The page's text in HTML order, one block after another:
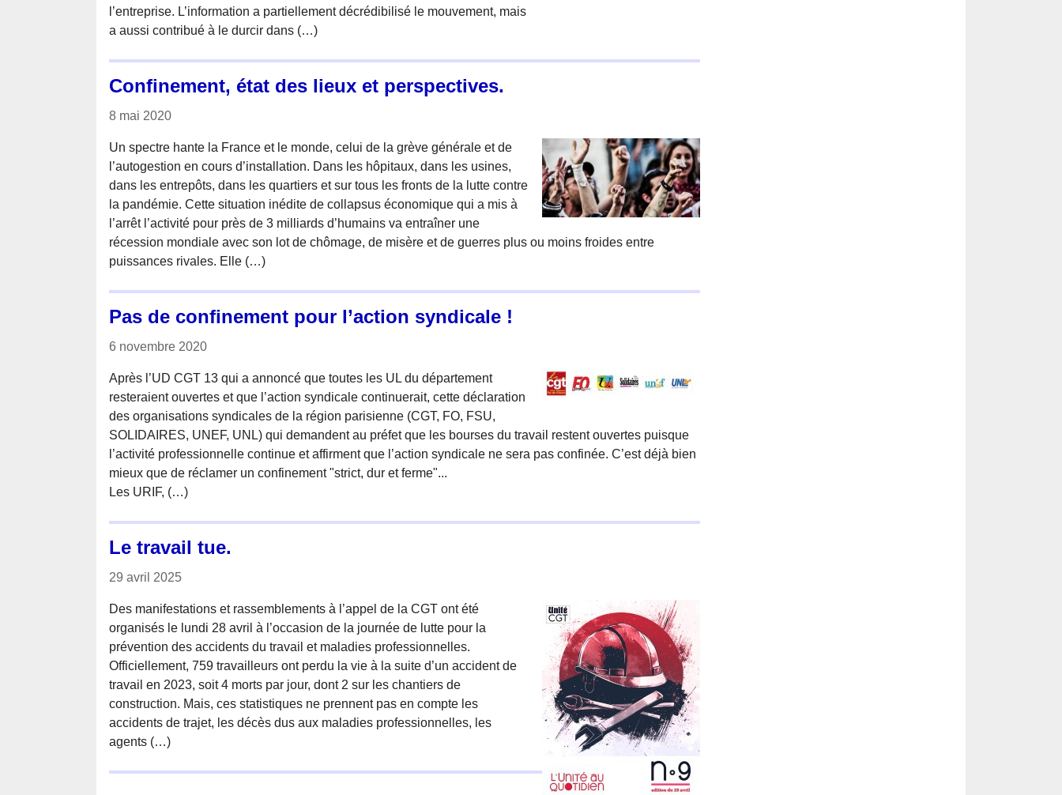
l’entreprise. L’information a partiellement décrédibilisé le mouvement, mais
a aussi contribué à le durcir dans (…)
Confinement, état des lieux et perspectives.
8 mai 2020
Un spectre hante la France et le monde, celui de la grève générale et de
l’autogestion en cours d’installation. Dans les hôpitaux, dans les usines,
dans les entrepôts, dans les quartiers et sur tous les fronts de la lutte contre
la pandémie. Cette situation inédite de collapsus économique qui a mis à
l’arrêt l’activité pour près de 3 milliards d’humains va entraîner une
récession mondiale avec son lot de chômage, de misère et de guerres plus ou moins froides entre
puissances rivales. Elle (…)
Pas de confinement pour l’action syndicale !
6 novembre 2020
Après l’UD CGT 13 qui a annoncé que toutes les UL du département
resteraient ouvertes et que l’action syndicale continuerait, cette déclaration
des organisations syndicales de la région parisienne (CGT, FO, FSU,
SOLIDAIRES, UNEF, UNL) qui demandent au préfet que les bourses du travail restent ouvertes puisque
l’activité professionnelle continue et affirment que l’action syndicale ne sera pas confinée. C’est déjà bien
mieux que de réclamer un confinement "strict, dur et ferme"...
Les URIF, (…)
Le travail tue.
29 avril 2025
Des manifestations et rassemblements à l’appel de la CGT ont été
organisés le lundi 28 avril à l’occasion de la journée de lutte pour la
prévention des accidents du travail et maladies professionnelles.
Officiellement, 759 travailleurs ont perdu la vie à la suite d’un accident de
travail en 2023, soit 4 morts par jour, dont 2 sur les chantiers de
construction. Mais, ces statistiques ne prennent pas en compte les
accidents de trajet, les décès dus aux maladies professionnelles, les
agents (…)